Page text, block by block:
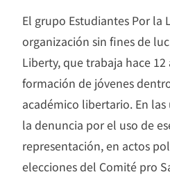
El grupo Estudiantes Por la
organización sin fines de
Liberty, que trabaja hace
formación de jóvenes
académico libertario. En
la denuncia por el uso de
representación, en actos
elecciones del Comité pro